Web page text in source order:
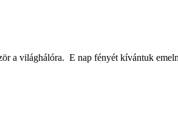
a világhálóra. E nap fényét kívántuk